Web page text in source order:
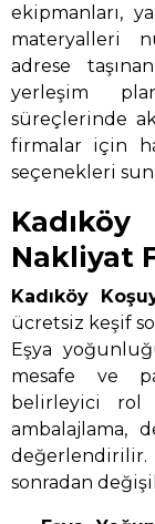
ekipmanları,
materyalleri
adrese
yerleşim
süreçlerinde
firmalar için
seçenekleri
Nakliyat
Kadıköy
ücretsiz keşif
Eşya
mesafe ve
belirleyici rol
ambalajlama,
sonradan